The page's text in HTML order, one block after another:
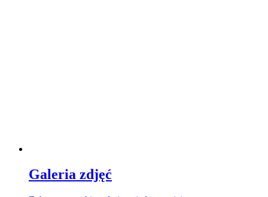
Galeria zdjęć